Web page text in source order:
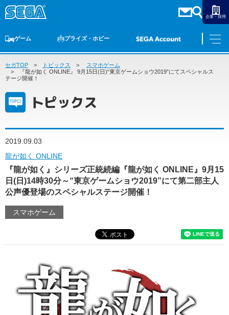
企業・採用
ゲーム
ゲームTOP 家庭用ゲーム PCゲーム
プライズ・ホビー
プライズ トイ S-FIRE セガ ラッキーくじ
オンライン
ゲーム
家庭用ゲーム
スマホゲーム
プライズ・ホビー
S-FIRE
セガ ラッキーくじ
セガ ラッキーくじオンライン
アニメ
ダーツ
トピックス
セガTOP トピックス
スマホゲーム
『龍が如く ONLINE』 9月15日(日)“東京ゲームショウ2019”にてスペシャルス
テージ開催！
トピックス
2019.09.03
龍が如く ONLINE
『龍が如く』シリーズ正統続編『龍が如く ONLINE』9月15
日(日)14時30分～“東京ゲームショウ2019”にて第二部主人
公声優登場のスペシャルステージ開催！
スマホゲーム